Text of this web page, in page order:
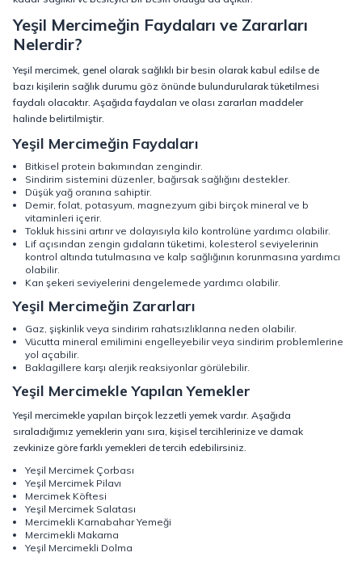
Yeşil Mercimeğin Faydaları ve Zararları
Nelerdir?
Yeşil mercimek, genel olarak sağlıklı bir besin olarak kabul edilse de
bazı kişilerin sağlık durumu göz önünde bulundurularak tüketilmesi
faydalı olacaktır. Aşağıda faydaları ve olası zararları maddeler
halinde belirtilmiştir.
Yeşil Mercimeğin Faydaları
Bitkisel protein bakımından zengindir.
Sindirim sistemini düzenler, bağırsak sağlığını destekler.
Düşük yağ oranına sahiptir.
Demir, folat, potasyum, magnezyum gibi birçok mineral ve b
vitaminleri içerir.
Tokluk hissini artırır ve dolayısıyla kilo kontrolüne yardımcı olabilir.
Lif açısından zengin gıdaların tüketimi, kolesterol seviyelerinin
kontrol altında tutulmasına ve kalp sağlığının korunmasına yardımcı
olabilir.
Kan şekeri seviyelerini dengelemede yardımcı olabilir.
Yeşil Mercimeğin Zararları
Gaz, şişkinlik veya sindirim rahatsızlıklarına neden olabilir.
Vücutta mineral emilimini engelleyebilir veya sindirim problemlerine
yol açabilir.
Baklagillere karşı alerjik reaksiyonlar görülebilir.
Yeşil Mercimekle Yapılan Yemekler
Yeşil mercimekle yapılan birçok lezzetli yemek vardır. Aşağıda
sıraladığımız yemeklerin yanı sıra, kişisel tercihlerinize ve damak
zevkinize göre farklı yemekleri de tercih edebilirsiniz.
Yeşil Mercimek Çorbası
Yeşil Mercimek Pilavı
Mercimek Köftesi
Yeşil Mercimek Salatası
Mercimekli Karnabahar Yemeği
Mercimekli Makarna
Yeşil Mercimekli Dolma